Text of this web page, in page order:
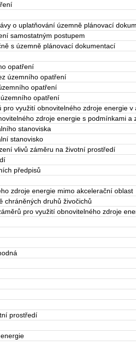
o uplatňování územně plánovací
samostatným postupem
s územně plánovací dokumentací
opatření
územního opatření
opatření
opatření
využití obnovitelného zdroje energie v
zdroje energie s podmínkami
stanoviska
stanovisko
vlivů záměru na životní prostředí
předpisů
zdroje energie mimo akcelerační oblast
chráněných druhů živočichů
pro využití obnovitelného zdroje
prostředí